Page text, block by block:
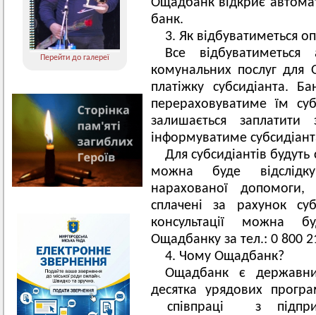
Перейти до галереї
Ощадбанк відкриє
банк.
3. Як відбуватиметься
Все
комунальних послуг
платіжку субсидіанта.
перераховуватиме їм
залишається
інформуватиме
Для субсидіантів
можна буде
нарахованої допомоги,
сплачені за рахунок
консультації можна
Ощадбанку за тел.: 0 800
4. Чому Ощадбанк?
Ощадбанк є
десятка урядових
співпраці з